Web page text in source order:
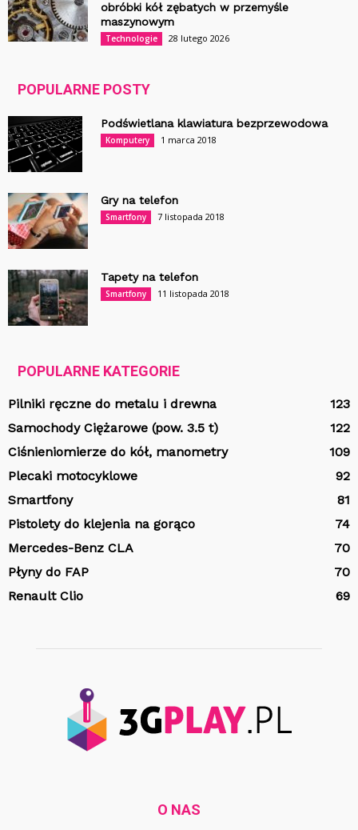
obróbki kół zębatych w przemyśle
maszynowym
Technologie 28 lutego 2026
POPULARNE POSTY
Podświetlana klawiatura bezprzewodowa
Komputery 1 marca 2018
Gry na telefon
Smartfony 7 listopada 2018
Tapety na telefon
Smartfony 11 listopada 2018
POPULARNE KATEGORIE
Pilniki ręczne do metalu i drewna
123
Samochody Ciężarowe (pow. 3.5 t)
122
Ciśnieniomierze do kół, manometry
109
Plecaki motocyklowe
92
Smartfony
81
Pistolety do klejenia na gorąco
74
Mercedes-Benz CLA
70
Płyny do FAP
70
Renault Clio
69
O NAS